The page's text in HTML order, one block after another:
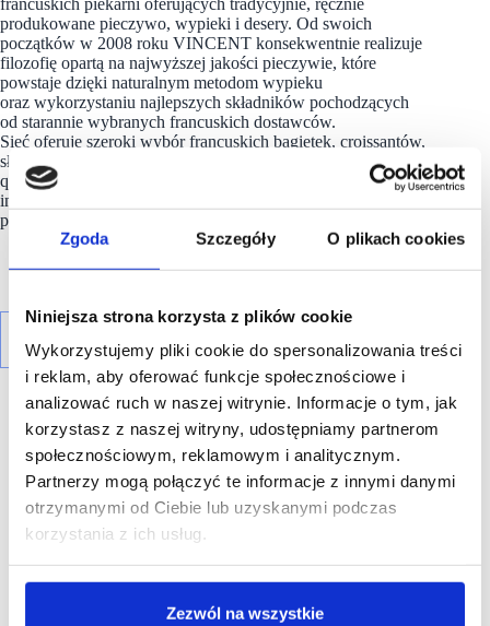
Zgoda Szczegóły O plikach cookies
Niniejsza strona korzysta z plików cookie
Wykorzystujemy pliki cookie do spersonalizowania treści
i reklam, aby oferować funkcje społecznościowe i
analizować ruch w naszej witrynie. Informacje o tym, jak
korzystasz z naszej witryny, udostępniamy partnerom
społecznościowym, reklamowym i analitycznym.
Partnerzy mogą połączyć te informacje z innymi danymi
otrzymanymi od Ciebie lub uzyskanymi podczas
korzystania z ich usług.
Zezwól na wszystkie
produkowane pieczywo, wypieki i desery. Od swoich
początków w 2008 roku VINCENT konsekwentnie realizuje
filozofię opartą na najwyższej jakości pieczywie, które
powstaje dzięki naturalnym metodom wypieku
oraz wykorzystaniu najlepszych składników pochodzących
od starannie wybranych francuskich dostawców.
Sieć oferuje szeroki wybór francuskich bagietek, croissantów,
słodkich wypieków i kaw, a także dania lunchowe, takie jak
quiche, wrapy i kanapki. Każdy lokal VINCENT to przestrzeń
inspirowana francuską kulturą kulinarną, w której goście mogą
poczuć atmosferę kameralnej